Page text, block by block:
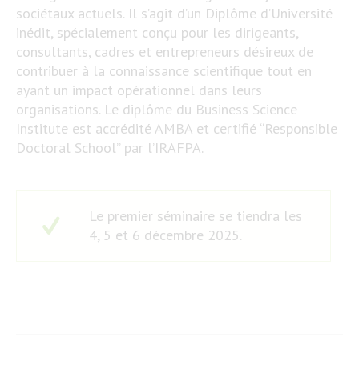
sociétaux actuels. Il s’agit d’un Diplôme d’Université
inédit, spécialement conçu pour les dirigeants,
consultants, cadres et entrepreneurs désireux de
contribuer à la connaissance scientifique tout en
ayant un impact opérationnel dans leurs
organisations. Le diplôme du Business Science
Institute est accrédité AMBA et certifié “Responsible
Doctoral School” par l’IRAFPA.
Le premier séminaire se tiendra les
4, 5 et 6 décembre 2025.